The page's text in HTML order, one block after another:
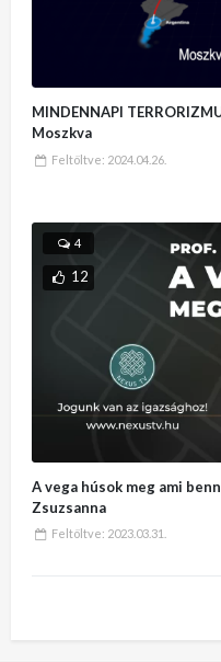
MINDENNAPI
Moszkva
Feltöltve: 2024.04.26.
4
12
A vega húsok meg ami
Zsuzsanna
Feltöltve: 2023.03.31.